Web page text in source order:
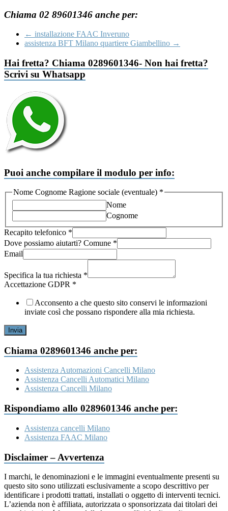
Chiama 02 89601346 anche per:
← installazione FAAC Inveruno
assistenza BFT Milano quartiere Giambellino →
Hai fretta? Chiama 0289601346- Non hai fretta?
Scrivi su Whatsapp
Puoi anche compilare il modulo per info:
Nome Cognome Ragione sociale (eventuale) *
Nome
Cognome
Recapito telefonico *
Dove possiamo aiutarti? Comune *
Email
Specifica la tua richiesta *
GDPR
Dove
Accettazione GDPR *
Acconsento a che questo sito conservi le informazioni
inviate così che possano rispondere alla mia richiesta.
Invia
Chiama 0289601346 anche per:
Assistenza Automazioni Cancelli Milano
Assistenza Cancelli Automatici Milano
Assistenza Cancelli Milano
Rispondiamo allo 0289601346 anche per:
Assistenza cancelli Milano
Assistenza FAAC Milano
Disclaimer – Avvertenza
I marchi, le denominazioni e le immagini eventualmente presenti su
questo sito sono utilizzati esclusivamente a scopo descrittivo per
identificare i prodotti trattati, installati o oggetto di interventi tecnici.
L’azienda non è affiliata, autorizzata o sponsorizzata dai titolari dei